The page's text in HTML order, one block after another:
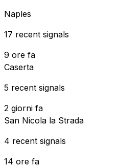
Naples
17 recent signals
9 ore fa
Caserta
5 recent signals
2 giorni fa
San Nicola la Strada
4 recent signals
14 ore fa